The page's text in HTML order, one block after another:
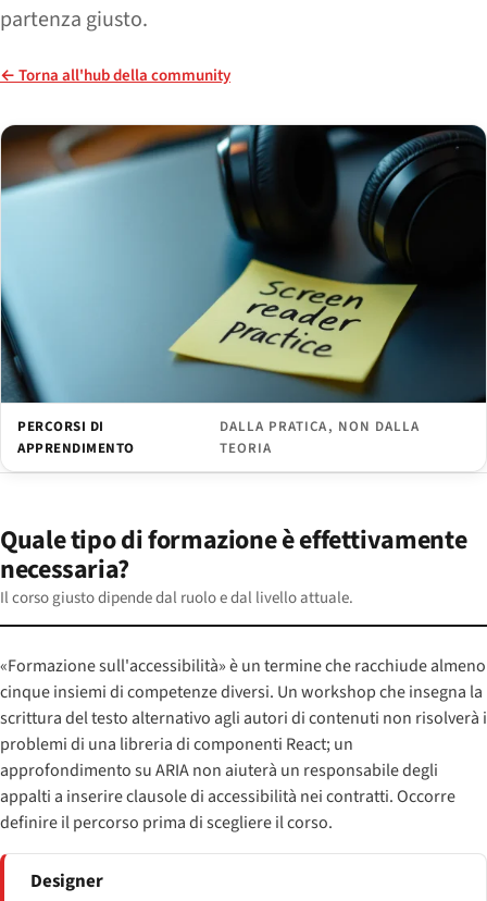
partenza giusto.
← Torna all'hub della community
PERCORSI DI
APPRENDIMENTO
DALLA PRATICA, NON DALLA
TEORIA
Quale tipo di formazione è effettivamente
necessaria?
Il corso giusto dipende dal ruolo e dal livello attuale.
«Formazione sull'accessibilità» è un termine che racchiude almeno
cinque insiemi di competenze diversi. Un workshop che insegna la
scrittura del testo alternativo agli autori di contenuti non risolverà i
problemi di una libreria di componenti React; un
approfondimento su ARIA non aiuterà un responsabile degli
appalti a inserire clausole di accessibilità nei contratti. Occorre
definire il percorso prima di scegliere il corso.
Designer